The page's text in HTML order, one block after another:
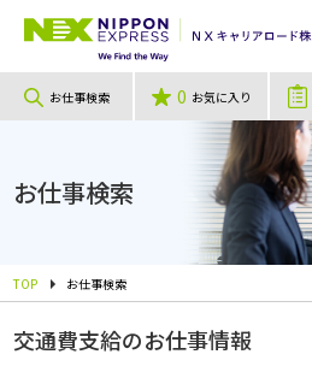
お仕事検索 0 お気に入り
お仕事検索
TOP お仕事検索
交通費支給のお仕事情報